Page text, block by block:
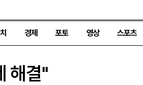
경제 포토 영상 스포츠
해결"